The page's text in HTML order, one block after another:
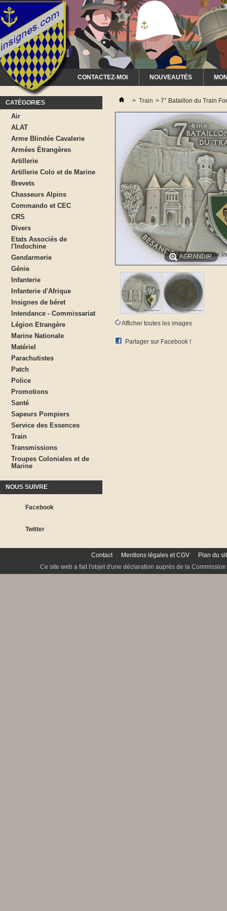
CONTACTEZ-MOI NOUVEAUTÉS
CATÉGORIES
Air
ALAT
Arme Blindée Cavalerie
Armées Étrangères
Artillerie
Artillerie Colo et de Marine
Brevets
Chasseurs Alpins
Commando et CEC
CRS
Divers
Etats Associés de
l'Indochine
Gendarmerie
Génie
Infanterie
Infanterie d'Afrique
Insignes de béret
Intendance - Commissariat
Légion Etrangère
Marine Nationale
Matériel
Parachutistes
Patch
Police
Promotions
Santé
Sapeurs Pompiers
Service des Essences
Train
Transmissions
Troupes Coloniales et de
Marine
NOUS SUIVRE
Facebook
Twitter
> Train > 7° Bataillon du Train
AGRANDIR
Afficher toutes les images
Partager sur Facebook !
Contact Mentions légales et CGV
Plan du
Ce site web a fait l'objet d'une déclaration auprès de la